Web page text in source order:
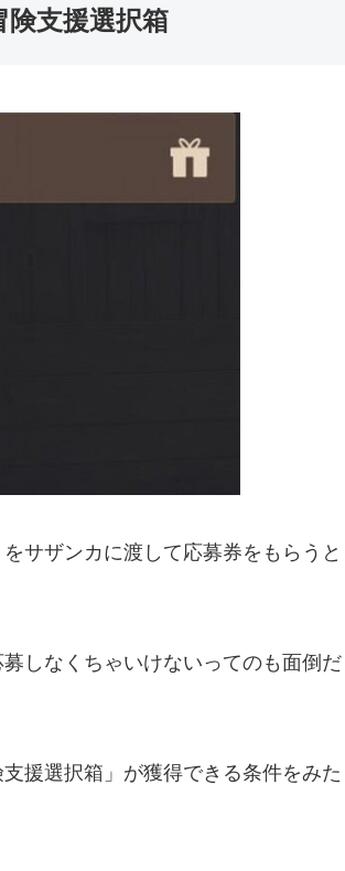
支援選択箱
サザンカに渡して応募券をもらうと
しなくちゃいけないってのも面倒だ
援選択箱」が獲得できる条件をみた